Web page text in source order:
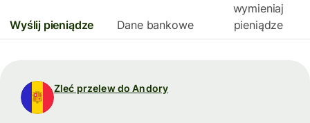
Wyślij pieniądze Dane bankowe
wymieniaj
pieniądze
Zleć przelew do Andory